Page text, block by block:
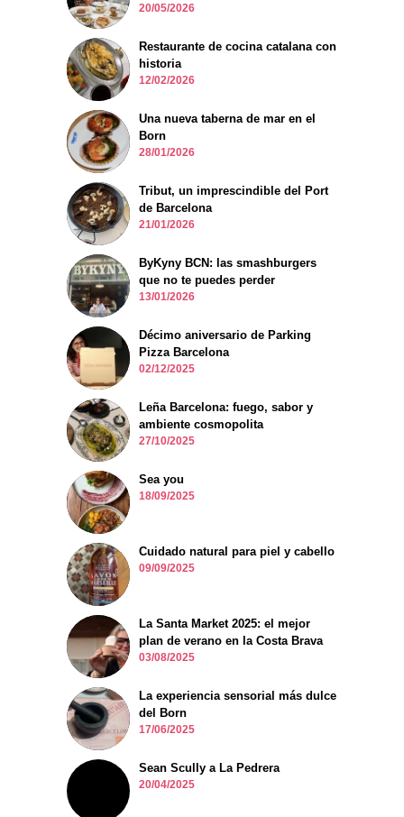
20/05/2026
Restaurante de cocina catalana con
historia
12/02/2026
Una nueva taberna de mar en el
Born
28/01/2026
Tribut, un imprescindible del Port
de Barcelona
21/01/2026
ByKyny BCN: las smashburgers
que no te puedes perder
13/01/2026
Décimo aniversario de Parking
Pizza Barcelona
02/12/2025
Leña Barcelona: fuego, sabor y
ambiente cosmopolita
27/10/2025
Sea you
18/09/2025
Cuidado natural para piel y cabello
09/09/2025
La Santa Market 2025: el mejor
plan de verano en la Costa Brava
03/08/2025
La experiencia sensorial más dulce
del Born
17/06/2025
Sean Scully a La Pedrera
20/04/2025